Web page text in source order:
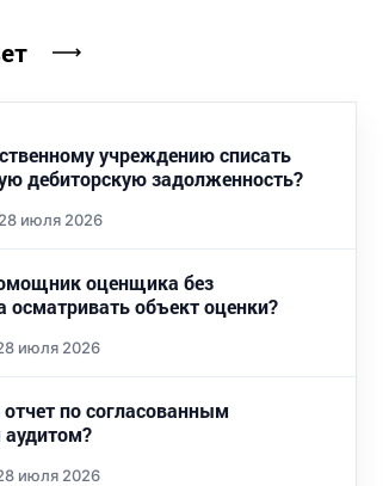
учреждению списать
дебиторскую задолженность?
28 июля 2026
оценщика без
осматривать объект оценки?
июля 2026
по согласованным
июля 2026